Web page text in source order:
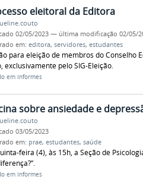
eleitoral da Editora
02/05/2023 — última modificação 02/05/
em: editora, servidores, estudantes
para eleição de membros do Conselho
exclusivamente pelo SIG-Eleição.
em Informes
sobre ansiedade e
03/05/2023
em: prae, estudantes, saúde
feira (4), às 15h, a Seção de
em Informes